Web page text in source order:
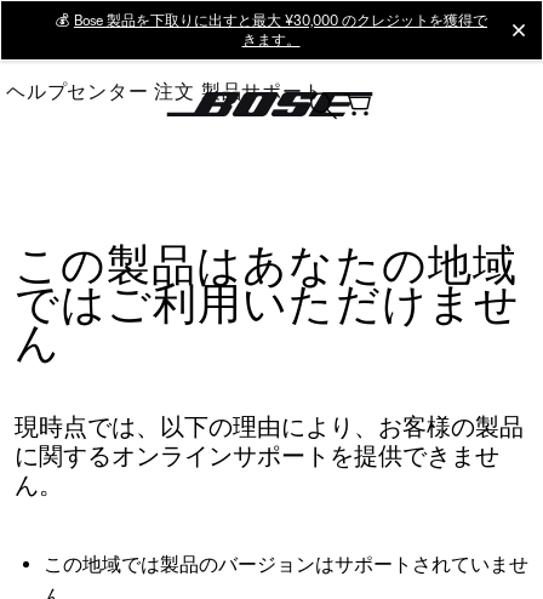
Main
💰 Bose 製品を下取りに出すと最大 ¥30,000 のクレジットを獲得で
きます。
ヘルプセンター 注文 製品サポート
この製品はあなたの地域
ではご利用いただけませ
ん
現時点では、以下の理由により、お客様の製品
に関するオンラインサポートを提供できませ
ん。
この地域では製品のバージョンはサポートされていませ